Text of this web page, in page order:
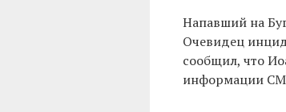
Напавший на
Очевидец
сообщил, что
информации